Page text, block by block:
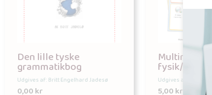
Den lille tyske
grammatikbog
Udgives af: Britt Engelhard Jadesø
0,00kr
Multimodal
fysik/
Udgives af: Britt
5,00kr